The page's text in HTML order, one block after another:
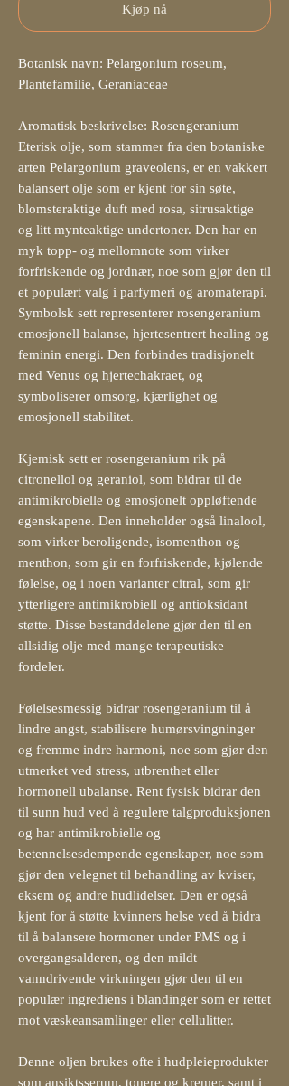
Kjøp nå
Botanisk navn: Pelargonium roseum,
Plantefamilie, Geraniaceae
Aromatisk beskrivelse: Rosengeranium
Eterisk olje, som stammer fra den botaniske
arten Pelargonium graveolens, er en vakkert
balansert olje som er kjent for sin søte,
blomsteraktige duft med rosa, sitrusaktige
og litt mynteaktige undertoner. Den har en
myk topp- og mellomnote som virker
forfriskende og jordnær, noe som gjør den til
et populært valg i parfymeri og aromaterapi.
Symbolsk sett representerer rosengeranium
emosjonell balanse, hjertesentrert healing og
feminin energi. Den forbindes tradisjonelt
med Venus og hjertechakraet, og
symboliserer omsorg, kjærlighet og
emosjonell stabilitet.
Kjemisk sett er rosengeranium rik på
citronellol og geraniol, som bidrar til de
antimikrobielle og emosjonelt oppløftende
egenskapene. Den inneholder også linalool,
som virker beroligende, isomenthon og
menthon, som gir en forfriskende, kjølende
følelse, og i noen varianter citral, som gir
ytterligere antimikrobiell og antioksidant
støtte. Disse bestanddelene gjør den til en
allsidig olje med mange terapeutiske
fordeler.
Følelsesmessig bidrar rosengeranium til å
lindre angst, stabilisere humørsvingninger
og fremme indre harmoni, noe som gjør den
utmerket ved stress, utbrenthet eller
hormonell ubalanse. Rent fysisk bidrar den
til sunn hud ved å regulere talgproduksjonen
og har antimikrobielle og
betennelsesdempende egenskaper, noe som
gjør den velegnet til behandling av kviser,
eksem og andre hudlidelser. Den er også
kjent for å støtte kvinners helse ved å bidra
til å balansere hormoner under PMS og i
overgangsalderen, og den mildt
vanndrivende virkningen gjør den til en
populær ingrediens i blandinger som er rettet
mot væskeansamlinger eller cellulitter.
Denne oljen brukes ofte i hudpleieprodukter
som ansiktsserum, tonere og kremer, samt i